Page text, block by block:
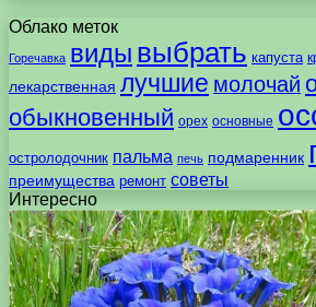
Облако меток
Горечавка виды выбрать капуста
лекарственная лучшие молочай
обыкновенный орех основные
остролодочник пальма печь подмаренник
преимущества ремонт советы
Интересно